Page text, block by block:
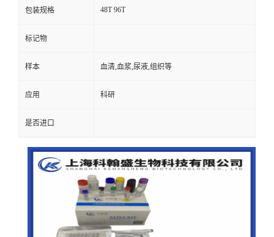
包装规格 48T 96T
标记物
样本 血清,血浆,尿液,组织等
应用 科研
是否进口